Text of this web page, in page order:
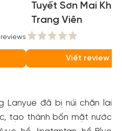
Tuyết Sơn Mai Khôi
Trang Viên
Viết review
Lanyue đã bị núi chặn lại
tạo thành bốn mặt nước